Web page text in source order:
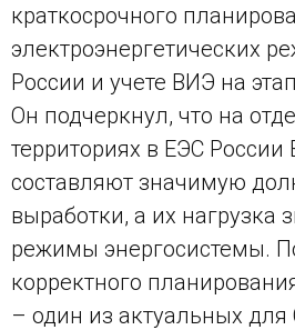
краткосрочного
электроэнергетических
России и учете ВИЭ на
Он подчеркнул, что на
территориях в ЕЭС
составляют значимую
выработки, а их нагрузка
режимы энергосистемы.
корректного
– один из актуальных для